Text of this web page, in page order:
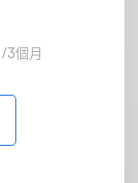
/3個月